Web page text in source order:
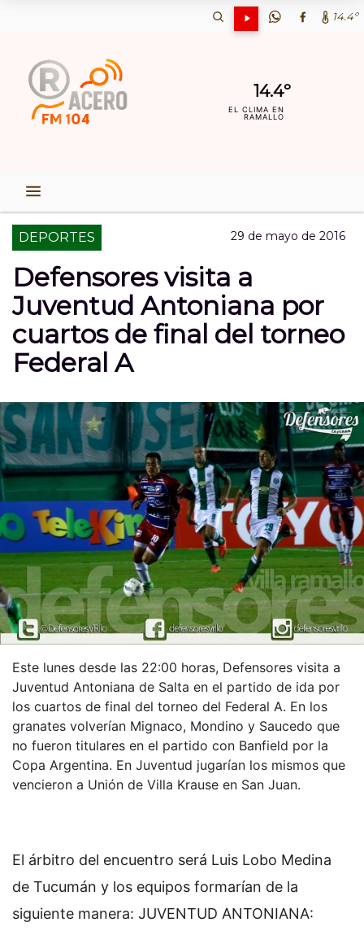
14.4º
14.4º
EL CLIMA EN
RAMALLO
DEPORTES 29 de mayo de 2016
Defensores visita a
Juventud Antoniana por
cuartos de final del torneo
Federal A
Este lunes desde las 22:00 horas, Defensores visita a
Juventud Antoniana de Salta en el partido de ida por
los cuartos de final del torneo del Federal A. En los
granates volverían Mignaco, Mondino y Saucedo que
no fueron titulares en el partido con Banfield por la
Copa Argentina. En Juventud jugarían los mismos que
vencieron a Unión de Villa Krause en San Juan.
El árbitro del encuentro será Luis Lobo Medina
de Tucumán y los equipos formarían de la
siguiente manera: JUVENTUD ANTONIANA: